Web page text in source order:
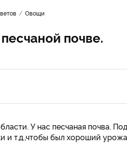
Овощи
почве.
У нас песчаная почва.
и т.д.,чтобы был хороший